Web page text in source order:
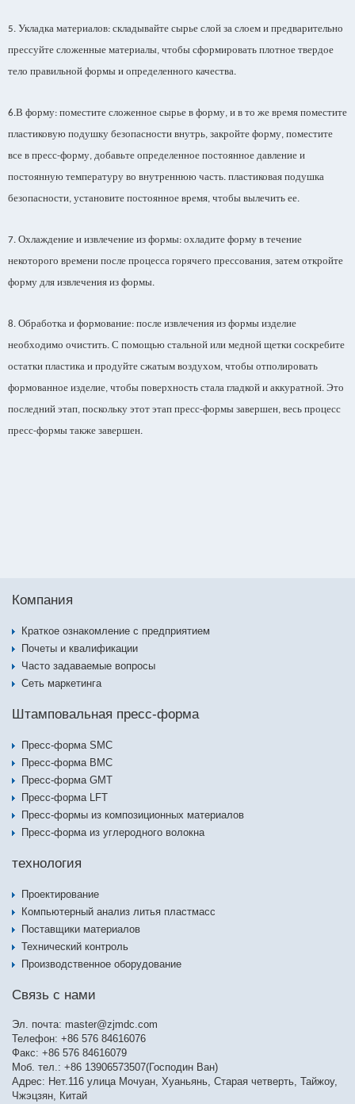
5. Укладка материалов: складывайте сырье слой за слоем и предварительно
прессуйте сложенные материалы, чтобы сформировать плотное твердое
тело правильной формы и определенного качества.
6.В форму: поместите сложенное сырье в форму, и в то же время поместите
пластиковую подушку безопасности внутрь, закройте форму, поместите
все в пресс-форму, добавьте определенное постоянное давление и
постоянную температуру во внутреннюю часть. пластиковая подушка
безопасности, установите постоянное время, чтобы вылечить ее.
7. Охлаждение и извлечение из формы: охладите форму в течение
некоторого времени после процесса горячего прессования, затем откройте
форму для извлечения из формы.
8. Обработка и формование: после извлечения из формы изделие
необходимо очистить. С помощью стальной или медной щетки соскребите
остатки пластика и продуйте сжатым воздухом, чтобы отполировать
формованное изделие, чтобы поверхность стала гладкой и аккуратной. Это
последний этап, поскольку этот этап пресс-формы завершен, весь процесс
пресс-формы также завершен.
Компания
Краткое ознакомление с предприятием
Почеты и квалификации
Часто задаваемые вопросы
Сеть маркетинга
Штамповальная пресс-форма
Пресс-форма SMC
Пресс-форма BMC
Пресс-форма GMT
Пресс-форма LFT
Пресс-формы из композиционных материалов
Пресс-форма из углеродного волокна
технология
Проектирование
Компьютерный анализ литья пластмасс
Поставщики материалов
Технический контроль
Производственное оборудование
Связь с нами
Эл. почта: master@zjmdc.com
Телефон: +86 576 84616076
Факс: +86 576 84616079
Моб. тел.: +86 13906573507(Господин Ван)
Адрес: Нет.116 улица Мочуан, Хуаньянь, Старая четверть, Тайжоу,
Чжэцзян, Китай